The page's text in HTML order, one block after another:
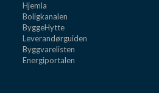
Hjemla
Boligkanalen
ByggeHytte
Leverandørguiden
Byggvarelisten
Energiportalen